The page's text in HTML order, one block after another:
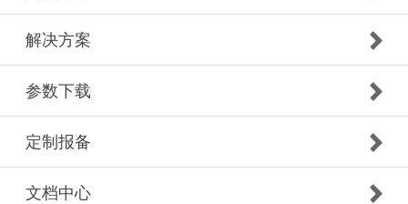
解决方案
参数下载
定制报备
文档中心